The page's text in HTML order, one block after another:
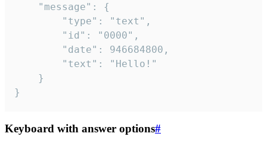
}
Keyboard with answer options#